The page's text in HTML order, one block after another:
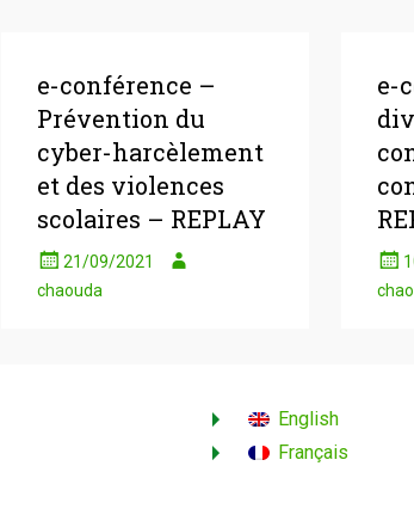
e-conférence –
Prévention du
cyber-harcèlement
et des violences
scolaires – REPLAY
21/09/2021
chaouda
e-
English
Français